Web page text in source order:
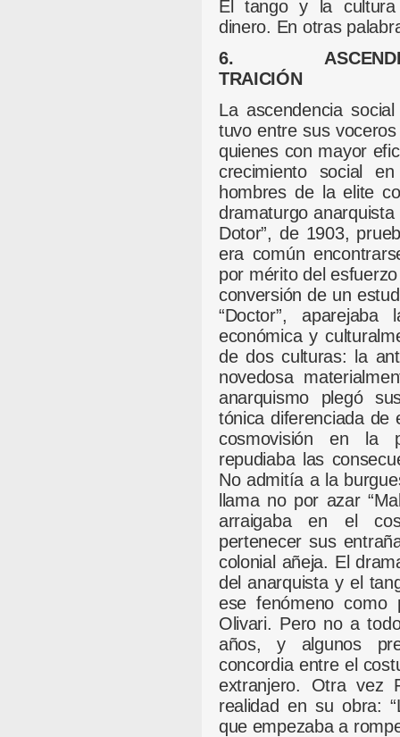
El tango y la
dinero. En otras
6.
TRAICIÓN
La ascendencia
tuvo entre sus
quienes con mayor
crecimiento social
hombres de la elite
dramaturgo anarquista
Dotor”, de 1903,
era común
por mérito del
conversión de un
“Doctor”,
económica y
de dos culturas: la
novedosa
anarquismo plegó
tónica diferenciada de
cosmovisión en la
repudiaba las
No admitía a la
llama no por azar
arraigaba en el
pertenecer sus
colonial añeja. El
del anarquista y el
ese fenómeno como
Olivari. Pero no a
años, y algunos
concordia entre el
extranjero. Otra vez
realidad en su obra:
que empezaba a